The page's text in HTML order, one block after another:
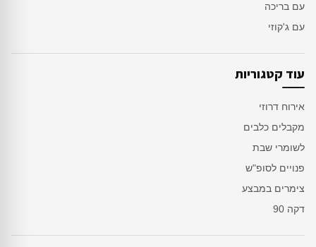
עם בריכה
עם ג'קוזי
עוד קטגוריות
אירוח דרוזי
מקבלים כלבים
לשומרי שבת
פנויים לסופ"ש
צימרים במבצע
דקה 90